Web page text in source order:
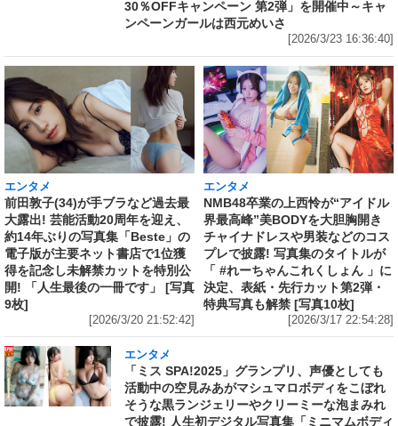
30％OFFキャンペーン 第2弾」を開催中～キャ
ンペーンガールは西元めいさ
[2026/3/23 16:36:40]
エンタメ
前田敦子(34)が手ブラなど過去最
大露出! 芸能活動20周年を迎え、
約14年ぶりの写真集「Beste」の
電子版が主要ネット書店で1位獲
得を記念し未解禁カットを特別公
開! 「人生最後の一冊です」 [写真
9枚]
[2026/3/20 21:52:42]
エンタメ
NMB48卒業の上西怜が“アイドル
界最高峰”美BODYを大胆胸開き
チャイナドレスや男装などのコス
プレで披露! 写真集のタイトルが
「 #れーちゃんこれくしょん 」に
決定、表紙・先行カット第2弾・
特典写真も解禁 [写真10枚]
[2026/3/17 22:54:28]
エンタメ
「ミス SPA!2025」グランプリ、声優としても
活動中の空見みあがマシュマロボディをこぼれ
そうな黒ランジェリーやクリーミーな泡まみれ
で披露! 人生初デジタル写真集「ミニマムボディ